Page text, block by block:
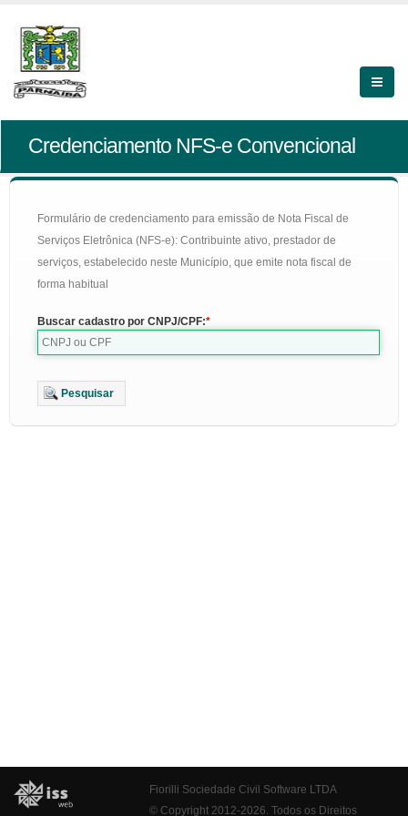
Credenciamento NFS-e Convencional
Formulário de credenciamento para emissão de Nota Fiscal de
Serviços Eletrônica (NFS-e): Contribuinte ativo, prestador de
serviços, estabelecido neste Município, que emite nota fiscal de
forma habitual
Buscar cadastro por CNPJ/CPF:
Pesquisar
Fiorilli Sociedade Civil Software LTDA
© Copyright 2012-2026. Todos os Direitos